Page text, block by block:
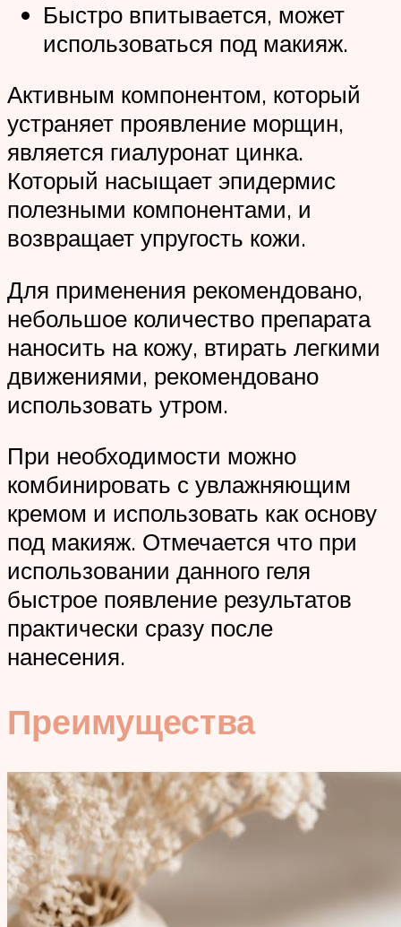
Быстро впитывается, может
использоваться под макияж.
Активным компонентом, который
устраняет проявление морщин,
является гиалуронат цинка.
Который насыщает эпидермис
полезными компонентами, и
возвращает упругость кожи.
Для применения рекомендовано,
небольшое количество препарата
наносить на кожу, втирать легкими
движениями, рекомендовано
использовать утром.
При необходимости можно
комбинировать с увлажняющим
кремом и использовать как основу
под макияж. Отмечается что при
использовании данного геля
быстрое появление результатов
практически сразу после
нанесения.
Преимущества